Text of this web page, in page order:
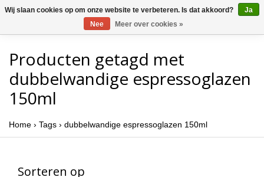
Producten getagd met
dubbelwandige espressoglazen
150ml
Home › Tags › dubbelwandige espressoglazen 150ml
Sorteren op
Wij slaan cookies op om onze website te verbeteren. Is dat akkoord?
Ja
Nee
Meer over cookies »